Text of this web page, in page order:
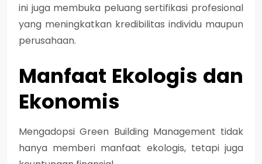
ini juga membuka peluang sertifikasi profesional
yang meningkatkan kredibilitas individu maupun
perusahaan.
Manfaat Ekologis dan
Ekonomis
Mengadopsi Green Building Management tidak
hanya memberi manfaat ekologis, tetapi juga